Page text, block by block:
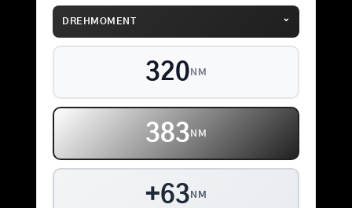
DREHMOMENT ⌄
320 NM
383 NM
+63 NM